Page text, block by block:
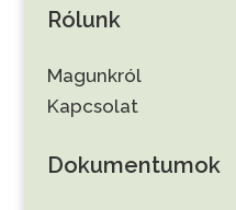
Rólunk
Magunkról
Kapcsolat
Dokumentumok